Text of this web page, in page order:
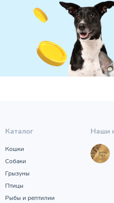
Каталог
Кошки
Собаки
Грызуны
Птицы
Рыбы и рептилии
Наши